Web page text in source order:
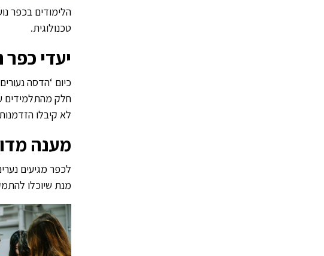
הלימודים בכפר
טכנולוגית.
יעדי
כיום ‘הדסה
חלק מהתלמידים
לא קיבלו
מענה
לכפר מגיעים
מנת שיוכלו